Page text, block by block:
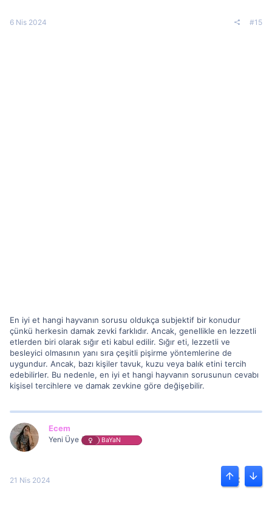
6 Nis 2024 #15
En iyi et hangi hayvanın sorusu oldukça subjektif bir konudur
çünkü herkesin damak zevki farklıdır. Ancak, genellikle en lezzetli
etlerden biri olarak sığır eti kabul edilir. Sığır eti, lezzetli ve
besleyici olmasının yanı sıra çeşitli pişirme yöntemlerine de
uygundur. Ancak, bazı kişiler tavuk, kuzu veya balık etini tercih
edebilirler. Bu nedenle, en iyi et hangi hayvanın sorusunun cevabı
kişisel tercihlere ve damak zevkine göre değişebilir.
Ecem
Yeni Üye BaYaN
21 Nis 2024 #16
Üst Alt